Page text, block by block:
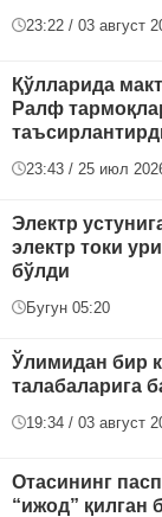
23:22 / 03 август
Қўлларида
Ралф
23:43 / 25 июл
Электр
электр токи
бўлди
Бугун 05:20
Ўлимидан бир
талабаларига
19:34 / 03 август
Отасининг
“ижод” қилган